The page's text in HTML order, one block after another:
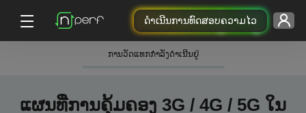
ດຳເນີນການທົດສອບຄວາມໄວ
ການວັດແທກກໍາລັງດໍາເນີນຢູ່
ແຜນທີ່ການຄຸ້ມຄອງ 3G / 4G / 5G ໃນ